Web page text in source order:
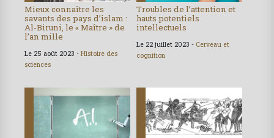
Mieux connaître les
savants des pays d’islam :
Al-Biruni, le « Maître » de
l’an mille
Le 25 août 2023 - Histoire des
sciences
Troubles de l’attention et
hauts potentiels
intellectuels
Le 22 juillet 2023 - Cerveau et
cognition